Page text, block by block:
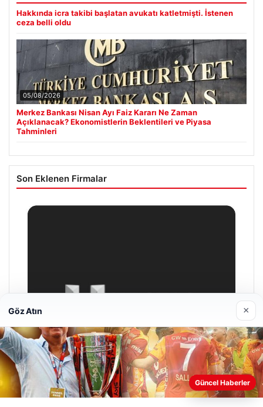
Hakkında icra takibi başlatan avukatı katletmişti. İstenen
ceza belli oldu
05/08/2026
Merkez Bankası Nisan Ayı Faiz Kararı Ne Zaman
Açıklanacak? Ekonomistlerin Beklentileri ve Piyasa
Tahminleri
Son Eklenen Firmalar
Web sitemizi nasıl kullandığınızı daha iyi anlayabilmek,
deneyiminizi kişiselleştirmek ve geliştirmek amacıyla çerezler
Göz Atın ×
Güncel Haberler